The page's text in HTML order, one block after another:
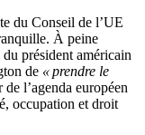
du Conseil de l’UE
À peine
président américain
de « prendre le
l’agenda européen
occupation et droit